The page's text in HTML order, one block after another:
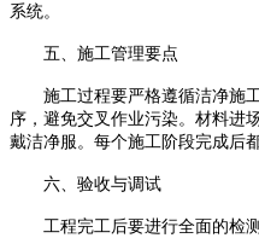
系统。
五、施工管理要点
施工过程要严格遵循洁净施
序，避免交叉作业污染。材料进
戴洁净服。每个施工阶段完成后
六、验收与调试
工程完工后要进行全面的检